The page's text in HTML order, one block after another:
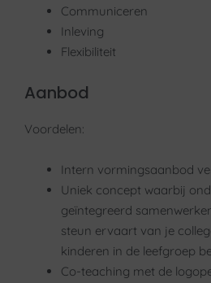
Communiceren
Inleving
Flexibiliteit
Aanbod
Voordelen:
Intern vormingsaanbod
Uniek concept waarbij
geïntegreerd
steun ervaart van je
kinderen in de leefgroep
Co-teaching met de